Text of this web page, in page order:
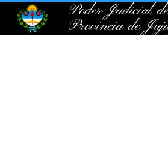
Poder Judicial
Provincia de